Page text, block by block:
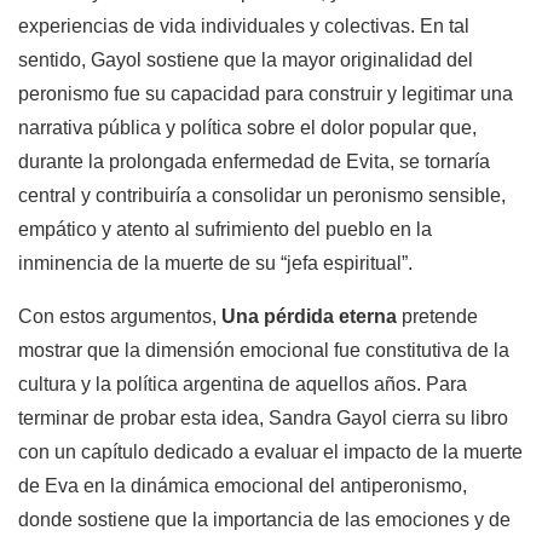
experiencias de vida individuales y colectivas. En tal
sentido, Gayol sostiene que la mayor originalidad del
peronismo fue su capacidad para construir y legitimar una
narrativa pública y política sobre el dolor popular que,
durante la prolongada enfermedad de Evita, se tornaría
central y contribuiría a consolidar un peronismo sensible,
empático y atento al sufrimiento del pueblo en la
inminencia de la muerte de su “jefa espiritual”.
Con estos argumentos, Una pérdida eterna pretende
mostrar que la dimensión emocional fue constitutiva de la
cultura y la política argentina de aquellos años. Para
terminar de probar esta idea, Sandra Gayol cierra su libro
con un capítulo dedicado a evaluar el impacto de la muerte
de Eva en la dinámica emocional del antiperonismo,
donde sostiene que la importancia de las emociones y de